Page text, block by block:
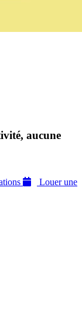
aucune
Louer une